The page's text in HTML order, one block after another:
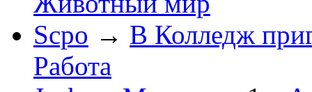
Scpo → В Колледж
Работа